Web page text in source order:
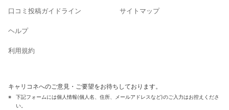
口コミ投稿ガイドライン
ヘルプ
利用規約
サイトマップ
キャリコネへのご意見・ご要望をお待ちしております。
下記フォームには個人情報(個人名、住所、メールアドレスなど)のご入力はお控えくださ
い。